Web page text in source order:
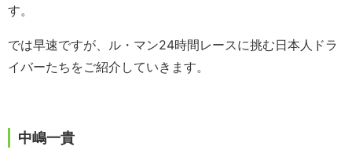
す。
では早速ですが、ル・マン24時間レースに挑む日本人ドラ
イバーたちをご紹介していきます。
中嶋一貴